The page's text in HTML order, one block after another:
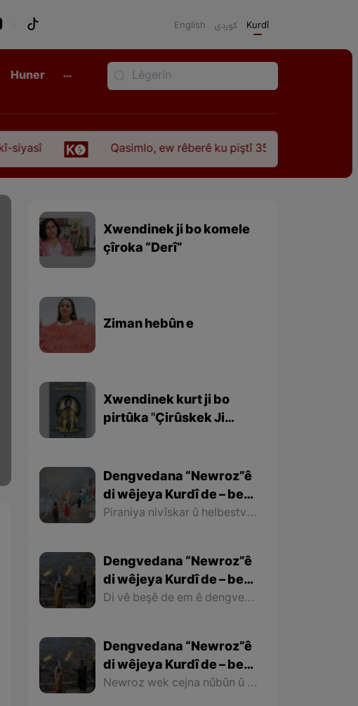
English كوردی Kurdî
Huner
Qasimlo, ew rêberê ku piştî 35 sal ji şehîdbûna wî hê jî
Xwendinek ji bo komele
çîroka “Derî”
Ziman hebûn e
Xwendinek kurt ji bo
pirtûka ''Çirûskek Ji
Dengvedana “Newroz”ê
di wêjeya Kurdî de – beşa
dawî
Piraniya nivîskar û helbestvanên Kurd di helbest û deqên xwe de behsa Newrozê kirine ku ji ber nebûna derfetê em ê tenê îşareyê bi çend mînak ji helbestên wan bikin. Di dawiyê de ez dixwazim bibêjim ku helbestvanên wek “Muxlîs, Ewnî, Hejar, Zarî, Elî Heseniyanî, Jîla Huseynî, Mihemed Salih Dîlan, Esîrî, Nasir Axabira, Celal Melekşa, Şêrko Bêkes û Ebdulah Paşêw” û hwd, di çend helbestên xwe de behsa Newrozê kirine û bal kişandine ser Kurdistanîbûna Newrozê.
Dengvedana “Newroz”ê
di wêjeya Kurdî de – beşa
2yem
Di vê beşê de em ê dengvedana zêdetir a Newrozê di helbest û deqên Kurdî de rabixine ber çavan. Herwisa pêwîst e em îşare bi wê yekê jî bikin ku tevî wê ku em di vê gotarê de dengvedana “Newroz”ê di edebiyata Kurdî de dibînin, em ê hin nivîskar û helbestvanên xwe binêrin ku mixabin navê hin ji wan hatiye jibîrkirin.
Dengvedana “Newroz”ê
di wêjeya Kurdî de – beşa
1em
Newroz wek cejna nûbûn û azadiyê di wêjeya Kurdî de û li cem helbestvan û nivîskarên Kurd, hertim girîngiya xwe hebûye. Helbestvan û nivîskarên Kurd di helbest û nivîsên xwe de Newroz wek bedewiyek, dergeheke azadiyê û sembola rizgariya netewî bi kar anîne. Ev mijare jî vedigere bo girêdana înkarkirî ya Kurd û Kurdistanê bi Newrozê re.